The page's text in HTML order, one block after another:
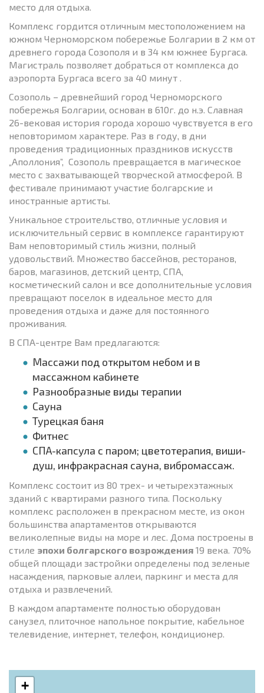
место для отдыха.
Комплекс гордится отличным местоположением на
южном Черноморском побережье Болгарии в 2 км от
древнего города Созополя и в 34 км южнее Бургаса.
Магистраль позволяет добраться от комплекса до
аэропорта Бургаса всего за 40 минут .
Созополь – древнейший город Черноморского
побережья Болгарии, основан в 610г. до н.э. Славная
26-вековая история города хорошо чувствуется в его
неповторимом характере. Раз в году, в дни
проведения традиционных праздников искусств
„Аполлония”, Созополь превращается в магическое
место с захватывающей творческой атмосферой. В
фестивале принимают участие болгарские и
иностранные артисты.
Уникальное строительство, отличные условия и
исключительный сервис в комплексе гарантируют
Вам неповторимый стиль жизни, полный
удовольствий. Множество бассейнов, ресторанов,
баров, магазинов, детский центр, СПА,
косметический салон и все дополнительные условия
превращают поселок в идеальное место для
проведения отдыха и даже для постоянного
проживания.
В СПА-центре Вам предлагаются:
Массажи под открытом небом и в
массажном кабинете
Разнообразные виды терапии
Сауна
Турецкая баня
Фитнес
СПА-капсула с паром; цветотерапия, виши-
душ, инфракрасная сауна, вибромассаж.
Комплекс состоит из 80 трех- и четырехэтажных
зданий с квартирами разного типа. Поскольку
комплекс расположен в прекрасном месте, из окон
большинства апартаментов открываются
великолепные виды на море и лес. Дома построены в
стиле эпохи болгарского возрождения 19 века. 70%
общей площади застройки определены под зеленые
насаждения, парковые аллеи, паркинг и места для
отдыха и развлечений.
В каждом апартаменте полностью оборудован
санузел, плиточное напольное покрытие, кабельное
телевидение, интернет, телефон, кондиционер.
+